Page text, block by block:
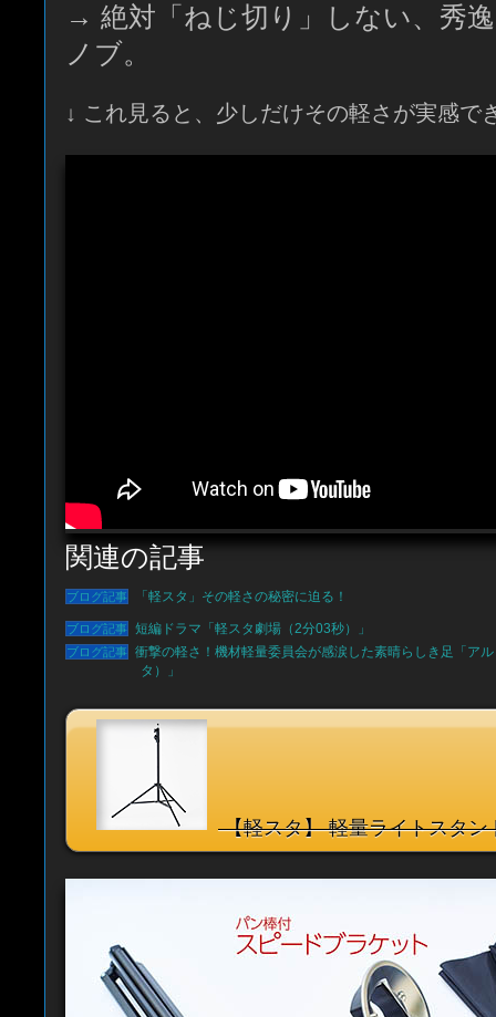
→ 絶対「ねじ切り」しない、秀
ノブ。
↓ これ見ると、少しだけその軽さが実感で
関連の記事
「軽スタ」その軽さの秘密に迫る！
短編ドラマ「軽スタ劇場（2分03秒）」
衝撃の軽さ！機材軽量委員会が感涙した素晴らしき足「ア
タ）」
【軽スタ】 軽量ライトスタン